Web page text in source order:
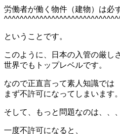
労働者が働く物件（建物）は必
ということです。
このように、日本の入管の厳し
世界でもトップレベルです。
なので正直言って素人知識では
まず不許可になってしまいます。
そして、もっと問題なのは、、、
一度不許可になると、